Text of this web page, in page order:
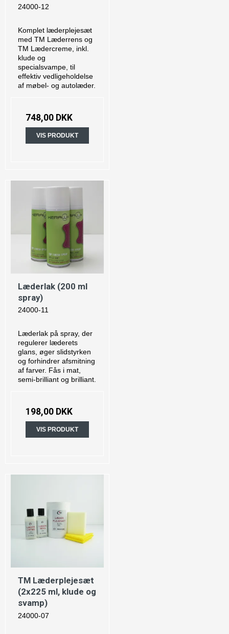
24000-12
Komplet læderplejesæt
med TM Læderrens og
TM Lædercreme, inkl.
klude og
specialsvampe, til
effektiv vedligeholdelse
af møbel- og autolæder.
748,00 DKK
VIS PRODUKT
Læderlak (200 ml
spray)
24000-11
Læderlak på spray, der
regulerer læderets
glans, øger slidstyrken
og forhindrer afsmitning
af farver. Fås i mat,
semi-brilliant og brilliant.
198,00 DKK
VIS PRODUKT
TM Læderplejesæt
(2x225 ml, klude og
svamp)
24000-07